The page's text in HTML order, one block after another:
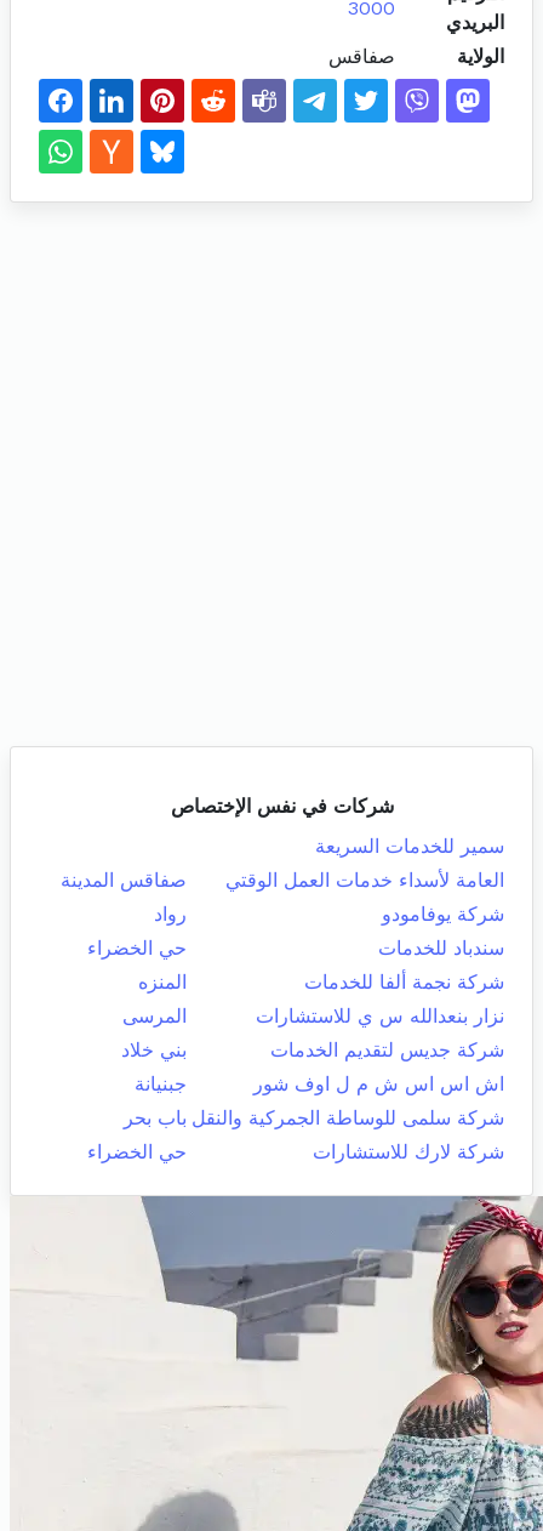
البريدي
3000
الولاية صفاقس
شركات في نفس الإختصاص
سمير للخدمات السريعة
العامة لأسداء خدمات العمل الوقتي
صفاقس المدينة
شركة يوفامودو
رواد
سندباد للخدمات
حي الخضراء
شركة نجمة ألفا للخدمات
المنزه
نزار بنعدالله س ي للاستشارات
المرسى
شركة جديس لتقديم الخدمات
بني خلاد
اش اس اس ش م ل اوف شور
جبنيانة
شركة سلمى للوساطة الجمركية والنقل باب بحر
شركة لارك للاستشارات
حي الخضراء